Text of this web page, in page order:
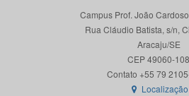
Campus Prof. João
Rua Cláudio Batista, s/n,
Aracaju/SE
CEP 49060-108
Localização